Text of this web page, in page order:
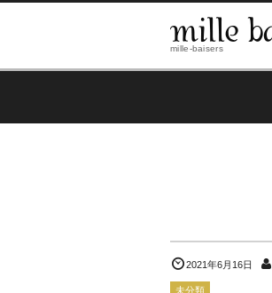
mille-baisers
2021年6月16日
未分類